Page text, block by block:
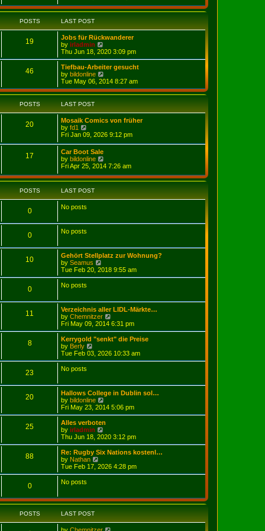
s
t
o
s
e
l
t
e
s
t
p
o
s
t
w
h
e
l
a
t
e
s
t
p
o
s
t
POSTS LAST POST
19
Jobs für Rückwanderer
by irladmin
i
e
w
h
l
e
s
p
o
Thu Jun 18, 2020 3:09 pm
46
Tiefbau-Arbeiter gesucht
by bildonline
i
e
w
l
t
e
p
s
Tue May 06, 2014 8:27 am
POSTS LAST POST
20
Mosaik Comics von früher
by fd1
i
w
t
h
e
l
a
t
e
o
Fri Jan 09, 2026 9:12 pm
17
Car Boot Sale
by bildonline
i
w
e
t
p
o
t
Fri Apr 25, 2014 7:26 am
POSTS LAST POST
0 No posts
0 No posts
10
Gehört Stellplatz zur Wohnung?
by Seamus
i
e
e
l
a
t
e
s
p
o
Tue Feb 20, 2018 9:55 am
0 No posts
11
Verzeichnis aller LIDL-Märkte…
by Chemnitzer
i
e
w
h
e
s
p
o
Fri May 09, 2014 6:31 pm
8
Kerrygold "senkt" die Preise
by Berly
i
e
e
l
a
e
s
t
p
o
s
t
Tue Feb 03, 2026 10:33 am
23 No posts
20
Hallows College in Dublin sol…
by bildonline
i
e
w
h
a
t
e
o
s
Fri May 23, 2014 5:06 pm
25
Alles verboten
by irladmin
i
e
w
h
e
s
p
o
Thu Jun 18, 2020 3:12 pm
88
Re: Rugby Six Nations kostenl…
by Nathan
i
e
e
t
Tue Feb 17, 2026 4:28 pm
0 No posts
POSTS LAST POST